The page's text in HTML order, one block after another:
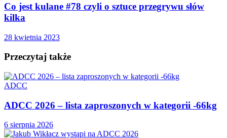
Co jest kulane #78 czyli o sztuce przegrywu słów
kilka
28 kwietnia 2023
Przeczytaj także
ADCC
ADCC 2026 – lista zaproszonych w kategorii -66kg
6 sierpnia 2026